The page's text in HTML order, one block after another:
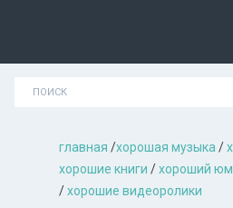
главная /хорошая музыкa /
хорошие книги /хороший
/хорошие видеоролики